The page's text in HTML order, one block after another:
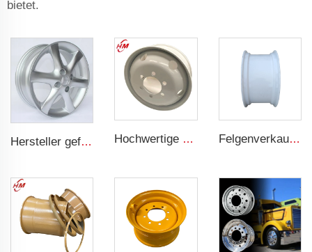
bietet.
Hersteller gefertigte Räder 4 Löcher OEM Felgen 5.5Jx14 15 17 18 19 Zoll 4x100 4x108 Für Originalräder Hochwertige Lkw-Radfelge 6.75x22.5 Stahlradkante mit 6 Löchern für Lkw-Räder für 225/70R22.5 Reifen Felgenverkauf Baumaschinen-Ersatzteile 14x24 Andere Felge Stahl 17.5L-24 Reifenersteller